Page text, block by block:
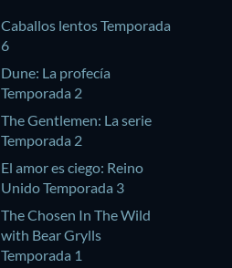
Caballos lentos Temporada
6
Dune: La profecía
Temporada 2
The Gentlemen: La serie
Temporada 2
El amor es ciego: Reino
Unido Temporada 3
The Chosen In The Wild
with Bear Grylls
Temporada 1